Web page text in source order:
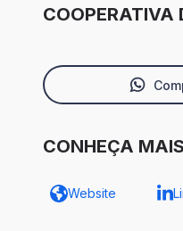
COOPERATIVA
CONHEÇA
Website